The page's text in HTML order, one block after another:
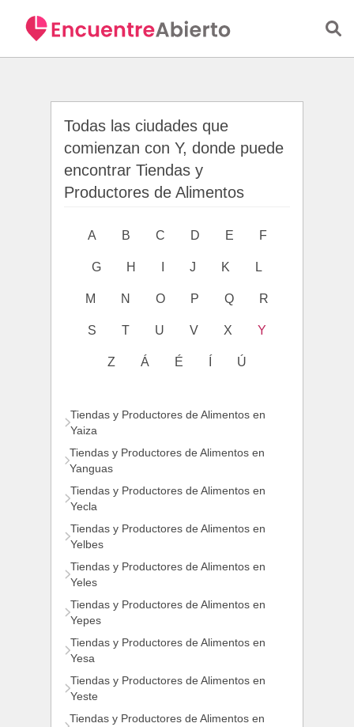
Todas las ciudades que
comienzan con Y, donde puede
encontrar Tiendas y
Productores de Alimentos
A B C D E F
G H J K L
M N O P Q R
S T U V X Y
Z Á É Ú
Tiendas y Productores de Alimentos en
Yaiza
Tiendas y Productores de Alimentos en
Yanguas
Tiendas y Productores de Alimentos en
Yecla
Tiendas y Productores de Alimentos en
Yelbes
Tiendas y Productores de Alimentos en
Yeles
Tiendas y Productores de Alimentos en
Yepes
Tiendas y Productores de Alimentos en
Yesa
Tiendas y Productores de Alimentos en
Yeste
Tiendas y Productores de Alimentos en